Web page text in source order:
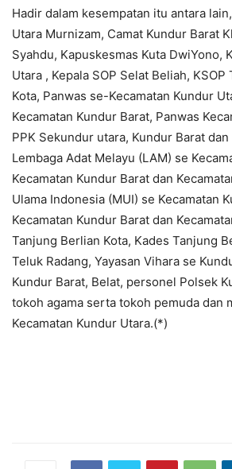
Hadir dalam kesempatan itu antara
Utara Murnizam, Camat Kundur Barat
Syahdu, Kapuskesmas Kuta DwiYono,
Utara , Kepala SOP Selat Beliah,
Kota, Panwas se-Kecamatan Kundur
Kecamatan Kundur Barat, Panwas
PPK Sekundur utara, Kundur Barat
Lembaga Adat Melayu (LAM) se
Kecamatan Kundur Barat dan
Ulama Indonesia (MUI) se Kecamatan
Kecamatan Kundur Barat dan
Tanjung Berlian Kota, Kades Tanjung
Teluk Radang, Yayasan Vihara se
Kundur Barat, Belat, personel Polsek
tokoh agama serta tokoh pemuda dan
Kecamatan Kundur Utara.(*)